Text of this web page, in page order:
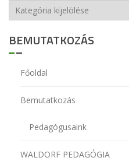
Kategóriák
BEMUTATKOZÁS
Főoldal
Bemutatkozás
Pedagógusaink
WALDORF PEDAGÓGIA